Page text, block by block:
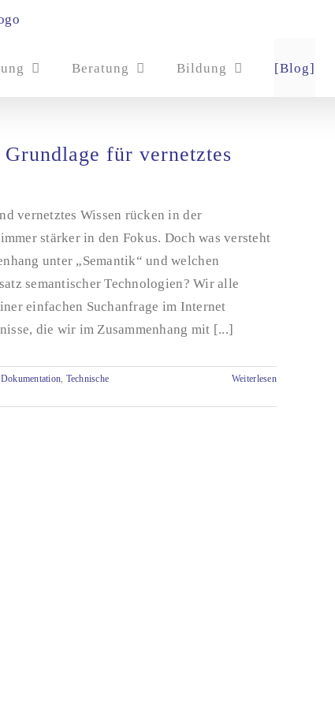
Beratung Bildung [Blog]
für vernetztes
vernetztes Wissen rücken in der
stärker in den Fokus. Doch was versteht
unter „Semantik“ und welchen
semantischer Technologien? Wir alle
einfachen Suchanfrage im Internet
die wir im Zusammenhang mit [...]
, Technische
Weiterlesen